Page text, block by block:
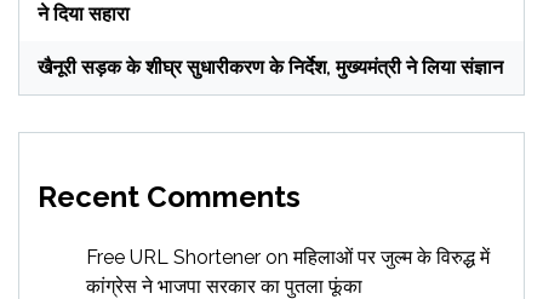
ने दिया सहारा
खैनूरी सड़क के शीघ्र सुधारीकरण के निर्देश, मुख्यमंत्री ने लिया संज्ञान
Recent Comments
Free URL Shortener onमहिलाओं पर जुल्म के विरुद्ध में
कांग्रेस ने भाजपा सरकार का पुतला फूंका